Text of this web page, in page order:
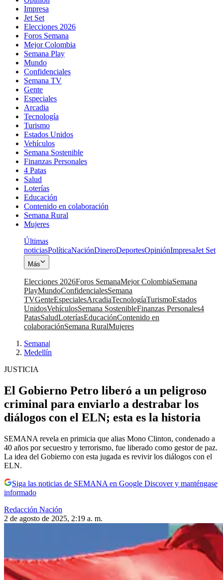
Impresa
Jet Set
Elecciones 2026
Foros Semana
Mejor Colombia
Semana Play
Mundo
Confidenciales
Semana TV
Gente
Especiales
Arcadia
Tecnología
Turismo
Estados Unidos
Vehículos
Semana Sostenible
Finanzas Personales
4 Patas
Salud
Loterías
Educación
Contenido en colaboración
Semana Rural
Mujeres
Últimas
noticiasPolíticaNaciónDineroDeportesOpiniónImpresaJet Set
Más
Elecciones 2026Foros SemanaMejor ColombiaSemana
PlayMundoConfidencialesSemana
TVGenteEspecialesArcadiaTecnologíaTurismoEstados
UnidosVehículosSemana SostenibleFinanzas Personales4
PatasSaludLoteríasEducaciónContenido en
colaboraciónSemana RuralMujeres
Semana|
Medellín
JUSTICIA
El Gobierno Petro liberó a un peligroso
criminal para enviarlo a destrabar los
diálogos con el ELN; esta es la historia
SEMANA revela en primicia que alias Mono Clinton, condenado a
40 años por secuestro y terrorismo, fue liberado como gestor de paz.
La idea del Gobierno con esta jugada es revivir los diálogos con el
ELN.
Siga las noticias de SEMANA en Google Discover y manténgase
informado
Redacción Nación
2 de agosto de 2025, 2:19 a. m.